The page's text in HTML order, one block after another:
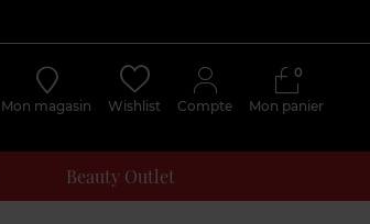
Mon magasin Wishlist Compte Mon panier
0
Beauty Outlet